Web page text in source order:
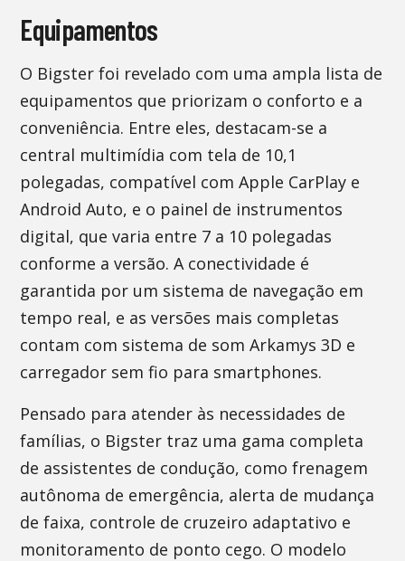
Equipamentos
O Bigster foi revelado com uma ampla lista de
equipamentos que priorizam o conforto e a
conveniência. Entre eles, destacam-se a
central multimídia com tela de 10,1
polegadas, compatível com Apple CarPlay e
Android Auto, e o painel de instrumentos
digital, que varia entre 7 a 10 polegadas
conforme a versão. A conectividade é
garantida por um sistema de navegação em
tempo real, e as versões mais completas
contam com sistema de som Arkamys 3D e
carregador sem fio para smartphones.
Pensado para atender às necessidades de
famílias, o Bigster traz uma gama completa
de assistentes de condução, como frenagem
autônoma de emergência, alerta de mudança
de faixa, controle de cruzeiro adaptativo e
monitoramento de ponto cego. O modelo